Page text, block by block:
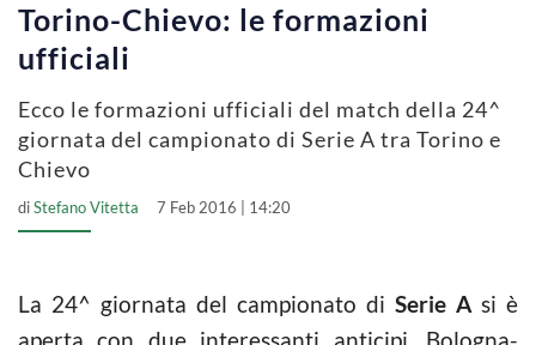
Torino-Chievo: le formazioni
ufficiali
Ecco le formazioni ufficiali del match della 24^
giornata del campionato di Serie A tra Torino e
Chievo
diStefano Vitetta 7 Feb 2016 | 14:20
La 24^ giornata del campionato di Serie A si è